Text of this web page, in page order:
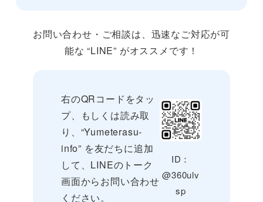
お問い合わせ・ご相談は、迅速なご対応が可
能な “LINE” がオススメです！
右のQRコードをタッ
プ、もしくは読み取
り、“Yumeterasu-
info” を友だちに追加
して、LINEのトーク
画面からお問い合わせ
ください。
ID：
@360ulv
sp